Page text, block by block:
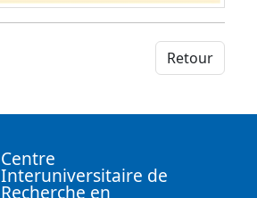
Retour
Centre
Interuniversitaire de
Recherche en